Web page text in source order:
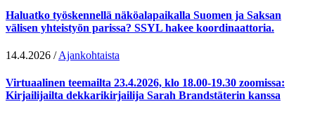
Haluatko työskennellä näköalapaikalla Suomen ja Saksan
välisen yhteistyön parissa? SSYL hakee koordinaattoria.
14.4.2026 / Ajankohtaista
Virtuaalinen teemailta 23.4.2026, klo 18.00-19.30 zoomissa:
Kirjailijailta dekkarikirjailija Sarah Brandstäterin kanssa